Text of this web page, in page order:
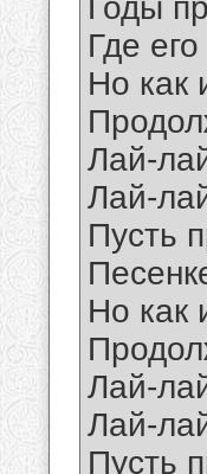
Годы
Где
Но как
Лай-
Лай-
Пусть
Но как
Лай-
Лай-
Пусть